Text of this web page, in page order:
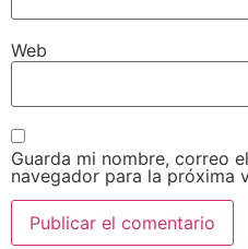
Web
Guarda mi nombre, correo
navegador para la próxima